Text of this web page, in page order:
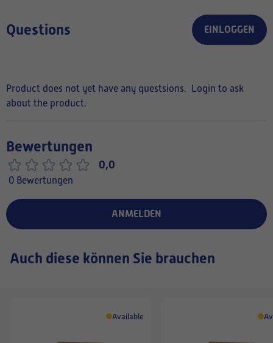
Questions EINLOGGEN
Product does not yet have any questsions.
Login to ask
about the product.
Bewertungen
0,0
0 Bewertungen
ANMELDEN
Auch diese können Sie brauchen
Available